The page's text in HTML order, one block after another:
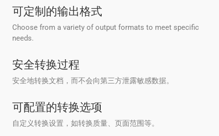
可定制的输出格式
Choose from a variety of output formats to meet specific
needs.
安全转换过程
安全地转换文档，而不会向第三方泄露敏感数据。
可配置的转换选项
自定义转换设置，如转换质量、页面范围等。